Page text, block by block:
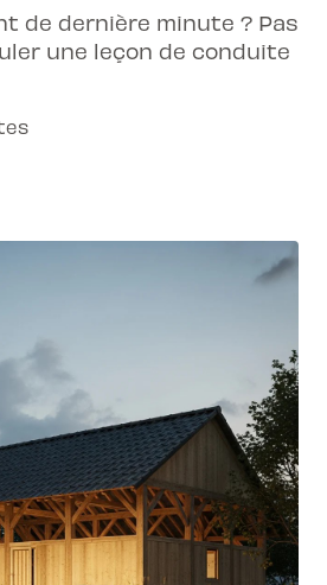
de dernière minute ? Pas
une leçon de conduite